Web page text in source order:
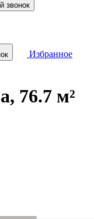
звонок
Избранное
76.7 м²